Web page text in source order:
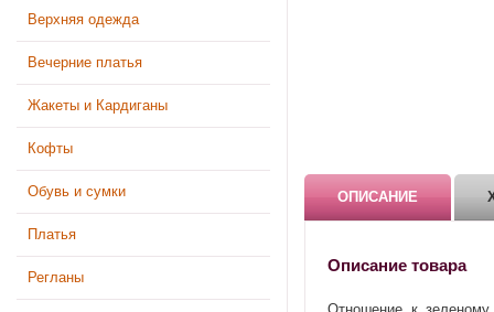
Верхняя одежда
Вечерние платья
Жакеты и Кардиганы
Кофты
Обувь и сумки
Платья
Регланы
ОПИСАНИЕ
Описание товара